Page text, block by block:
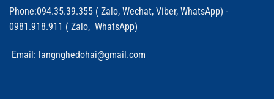
Phone:094.35.39.355 ( Zalo, Wechat, Viber, WhatsApp) -
0981.918.911 ( Zalo, WhatsApp)
Email: langnghedohai@gmail.com